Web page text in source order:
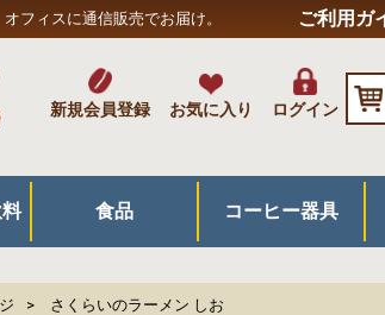
フィスに通信販売でお届け。 ご利用ガ
新規会員登録 お気に入り ログイン
食品 コーヒー器具
さくらいのラーメン しお